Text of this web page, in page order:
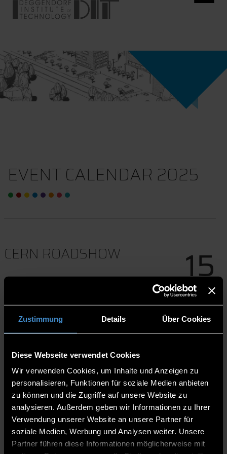
Zustimmung Details Über Cookies
Diese Webseite verwendet Cookies
Wir verwenden Cookies, um Inhalte und Anzeigen zu
personalisieren, Funktionen für soziale Medien anbieten
zu können und die Zugriffe auf unsere Website zu
analysieren. Außerdem geben wir Informationen zu Ihrer
Verwendung unserer Website an unsere Partner für
soziale Medien, Werbung und Analysen weiter. Unsere
Partner führen diese Informationen möglicherweise mit
EVENT CALENDAR 2025
CERN ROADSHOW
Deggendorf, Dieter-Görlitz-
Platz 1, 94469 Deggendorf
Download to event calender
Website
Facebook
Twitter
15
Oct
Roadshow an der THD
Hauptvorträge: 13:00 - 14:00 Uhr